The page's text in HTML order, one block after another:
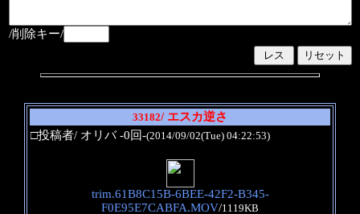
/削除キー/
33182/ エスカ逆さ
□投稿者/ オリバ -0回-(2014/09/02(Tue) 04:22:53)
trim.61B8C15B-6BEE-42F2-B345-
F0E95E7CABFA.MOV/1119KB